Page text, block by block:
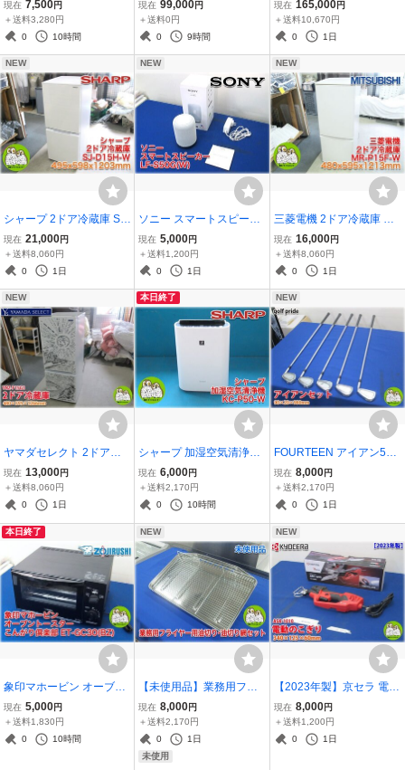
0-09 天板高さ81cm はし
ご全長1.71m 最大使用質
ロ用 軽作業用
現在 7,500円
＋送料3,280円
0
10時間
リオ 380x340x1600mm
ウォールナット 飾り棚 C
し限定
現在 99,000円
＋送料0円
0
9時間
890mm 409L -6～12℃ 湿
度85％以上 単相100V エ
型冷蔵庫 【長野発】
現在 165,000円
＋送料10,670円
0
1日
NEW
シャープ 2ドア冷蔵庫 SJ-
D15H-W 495x598x1203
mm 152L(冷蔵94L/冷凍58
L) つけかえどっちもドア
【長野発】
現在 21,000円
＋送料8,060円
0
1日
NEW
ソニー スマートスピーカ
ー LF-S50G(W) Googleア
シスタント搭載 Bluetooth
NFC Wi-Fi マルチペアリ
【長野発】
現在 5,000円
＋送料1,200円
0
1日
NEW
三菱電機 2ドア冷蔵庫 MR
-P15F-W 480x595x1213
146L(冷蔵100L/冷凍46L)
ヨコ取りポケット 大容量
発】
現在 16,000円
＋送料8,060円
0
1日
NEW
ヤマダセレクト 2ドア冷
蔵庫 YRZ-F15G1 480x59
5x1266mm 156L(冷蔵111
L/冷凍45L) イラスト描き
現在 13,000円
＋送料8,060円
0
1日
本日終了
シャープ 加湿空気清浄機
KC-P50-W 空気清浄23畳
加湿量500mL/h タンク2.5
L プラズマクラスター700
現在 6,000円
＋送料2,170円
0
10時間
NEW
FOURTEEN アイアン5本
セット TC-770 FORGED
5番/6番/8番/9番 TC888 F
ORGED 7番 フォーティー
発】
現在 8,000円
＋送料2,170円
0
1日
本日終了
象印マホービン オーブン
トースター こんがり倶楽
部 ET-GC30(BZ) ハイパワ
ー1300W 火力3段切替 ビ
現在 5,000円
＋送料1,830円
0
10時間
NEW
【未使用品】業務用フラ
イヤー用油切り・油切り
網セット 【長野発】
現在 8,000円
＋送料2,170円
0
1日
未使用
NEW
【2023年製】京セラ 電気
のこぎり ASK-1010 レシ
プロソーブレード2種・箱
あり 単相100V KYOCER
現在 8,000円
＋送料1,200円
0
1日